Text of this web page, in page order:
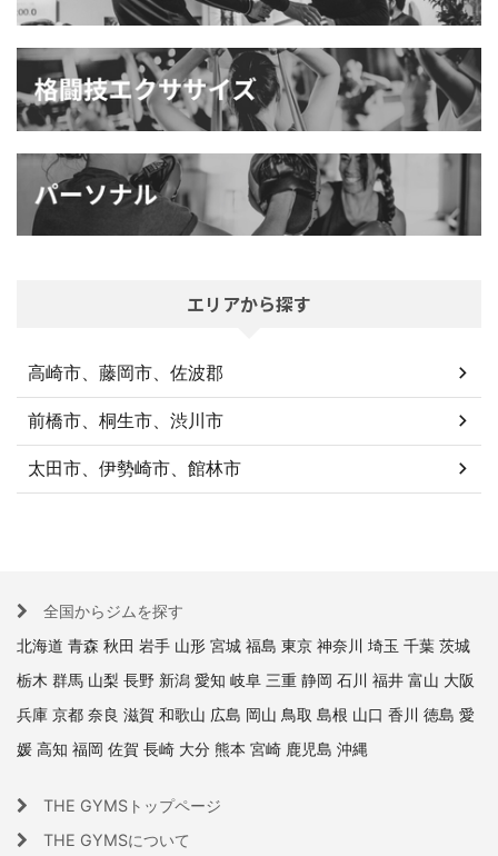
エリアから探す
高崎市、藤岡市、佐波郡
前橋市、桐生市、渋川市
太田市、伊勢崎市、館林市
全国からジムを探す
北海道 青森 秋田 岩手 山形 宮城 福島 東京 神奈川 埼玉 千葉 茨城
栃木 群馬 山梨 長野 新潟 愛知 岐阜 三重 静岡 石川 福井 富山 大阪
兵庫 京都 奈良 滋賀 和歌山 広島 岡山 鳥取 島根 山口 香川 徳島 愛
媛 高知 福岡 佐賀 長崎 大分 熊本 宮崎 鹿児島 沖縄
THE GYMSトップページ
THE GYMSについて